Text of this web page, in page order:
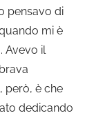
pensavo di
mi è
Avevo il
però, è che
dedicando